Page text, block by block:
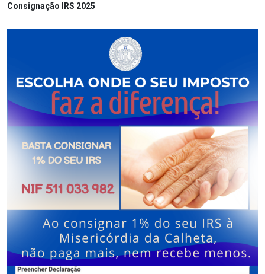
Consignação IRS 2025